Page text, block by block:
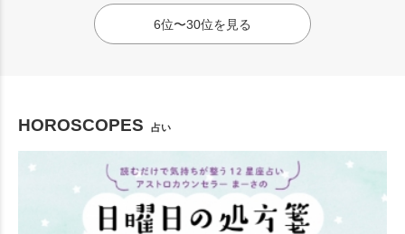
6位〜30位を見る
HOROSCOPES 占い